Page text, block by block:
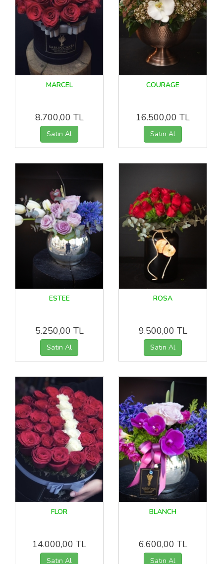
MARCEL
8.700,00 TL
COURAGE
16.500,00 TL
ESTEE
5.250,00 TL
ROSA
9.500,00 TL
FLOR
14.000,00 TL
BLANCH
6.600,00 TL